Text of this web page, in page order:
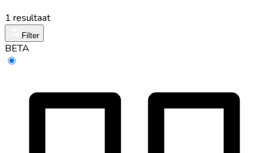
1 resultaat
Filter
BETA